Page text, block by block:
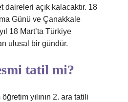
daireleri açık kalacaktır. 18
Günü ve Çanakkale
18 Mart’ta Türkiye
ulusal bir gündür.
tatil mi?
yılının 2. ara tatili